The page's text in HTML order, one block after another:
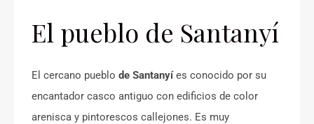
El pueblo de Santanyí
El cercano pueblo de Santanyíes conocido por su
encantador casco antiguo con edificios de color
arenisca y pintorescos callejones. Es muy